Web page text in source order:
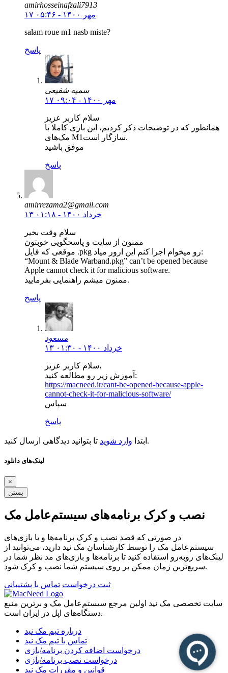
amirhosseinafzali7913
۱۷ مهر ۱۴۰۰ - ۰۵:۴۶
salam roue m1 nasb miste?
پاسخ
سمیه شفیعی
۱۷ مهر ۱۴۰۰ - ۰۹:۰۴
سلام کاربر عزیز
همانطور که در توضیحات ذکر کردیم، این بازی کاملا با
مک‌های M1سازگار است.
موفق باشید
پاسخ
amirrezama2@gmail.com
۱۳ خرداد ۱۴۰۰ - ۰۱:۱۸
سلام وقت بخیر
ممنون از سایت و پاسخگویی خوبتون
موقعی که فایل .pkg رو میخوام اجرا کنم این ارور میاد:
“Mount & Blade Warband.pkg” can’t be opened because
Apple cannot check it for malicious software.
ممنون میشم راهنمایی بفرمایید.
پاسخ
مسعود
۱۳ خرداد ۱۴۰۰ - ۰۱:۳۰
سلام کاربر عزیز،
آموزش زیر رو مطالعه کنید:
https://macneed.ir/cant-be-opened-because-apple-
cannot-check-it-for-malicious-software/
سپاس
پاسخ
ابتدا وارد شوید تا بتوانید دیدگاهی ارسال کنید.
لینک‌های دانلود
×
بستن
نصب و کرک برنامه‌های سیستم‌عامل مک
در صورتی که قصد نصب و کرک برنامه‌ها و یا بازی‌های
سیستم‌عامل مک را توسط کارشناسان مک نید دارید، می‌توانید از
لینک‌های رو‌به‌رو استفاده کنید تا برنامه‌ها و بازی‌های مد نظر شما در
سریع‌ترین زمان ممکن بر روی سیستم شما نصب و کرک شود.
ثبت درخواست تماس با پشتیبانی
سایت تخصصی مک نید اولین مرجع سیستم‌عامل مک و برترین منبع
دستگاه‌های اپل در ایران است.
درباره تیم مک نید
تماس با تیم مک نید
درخواست اضافه کردن برنامه/بازی
درخواست نصب برنامه/بازی
قوانین و مقررات مک نید